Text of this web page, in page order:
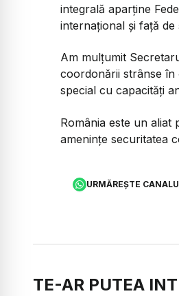
integrală aparține
internațional și față
Am mulțumit
coordonării strânse în
special cu capacități
România este un aliat
amenințe securitatea
URMĂREȘTE
TE-AR PUTEA